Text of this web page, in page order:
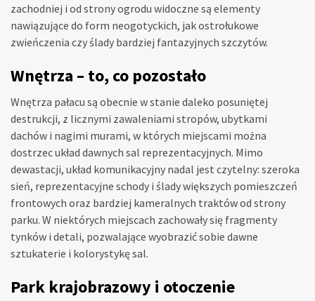
zachodniej i od strony ogrodu widoczne są elementy
nawiązujące do form neogotyckich, jak ostrołukowe
zwieńczenia czy ślady bardziej fantazyjnych szczytów.
Wnętrza – to, co pozostało
Wnętrza pałacu są obecnie w stanie daleko posuniętej
destrukcji, z licznymi zawaleniami stropów, ubytkami
dachów i nagimi murami, w których miejscami można
dostrzec układ dawnych sal reprezentacyjnych. Mimo
dewastacji, układ komunikacyjny nadal jest czytelny: szeroka
sień, reprezentacyjne schody i ślady większych pomieszczeń
frontowych oraz bardziej kameralnych traktów od strony
parku. W niektórych miejscach zachowały się fragmenty
tynków i detali, pozwalające wyobrazić sobie dawne
sztukaterie i kolorystykę sal.
Park krajobrazowy i otoczenie